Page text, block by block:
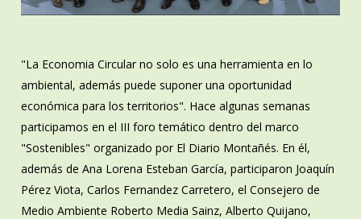
"La Economia Circular no solo es una herramienta en lo
ambiental, además puede suponer una oportunidad
económica para los territorios". Hace algunas semanas
participamos en el III foro temático dentro del marco
"Sostenibles" organizado por El Diario Montañés. En él,
además de Ana Lorena Esteban García, participaron Joaquín
Pérez Viota, Carlos Fernandez Carretero, el Consejero de
Medio Ambiente Roberto Media Sainz, Alberto Quijano,